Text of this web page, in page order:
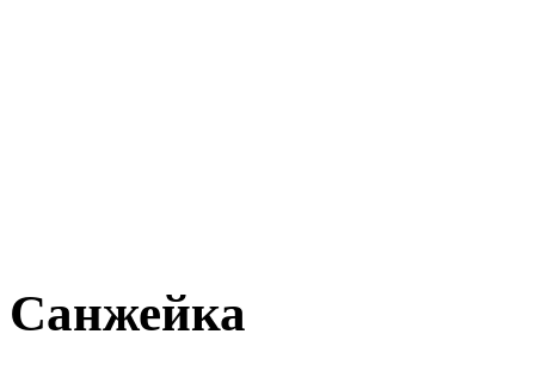
Санжейка